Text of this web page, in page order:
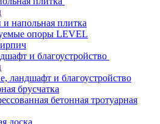
напольная плитка
опоры LEVEL
и благоустройство
ландшафт и благоустройство
брусчатка
бетонная тротуарная
доска